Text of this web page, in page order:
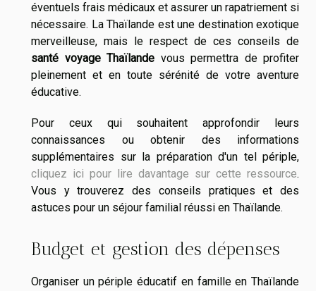
éventuels frais médicaux et assurer un rapatriement si
nécessaire. La Thaïlande est une destination exotique
merveilleuse, mais le respect de ces conseils de
santé voyage Thaïlande vous permettra de profiter
pleinement et en toute sérénité de votre aventure
éducative.
Pour ceux qui souhaitent approfondir leurs
connaissances ou obtenir des informations
supplémentaires sur la préparation d'un tel périple,
cliquez ici pour lire davantage sur cette ressource.
Vous y trouverez des conseils pratiques et des
astuces pour un séjour familial réussi en Thaïlande.
Budget et gestion des dépenses
Organiser un périple éducatif en famille en Thaïlande